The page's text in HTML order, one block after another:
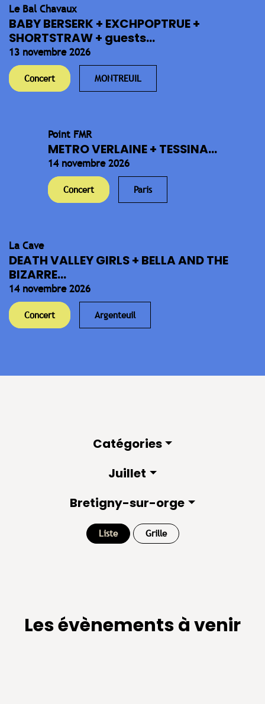
Le Bal Chavaux
BABY BERSERK + EXCHPOPTRUE +
SHORTSTRAW + guests...
13 novembre 2026
Concert MONTREUIL
Point FMR
METRO VERLAINE + TESSINA...
14 novembre 2026
Concert Paris
La Cave
DEATH VALLEY GIRLS + BELLA AND THE
BIZARRE...
14 novembre 2026
Concert Argenteuil
Catégories
Juillet
Bretigny-sur-orge
Liste Grille
Les évènements à venir